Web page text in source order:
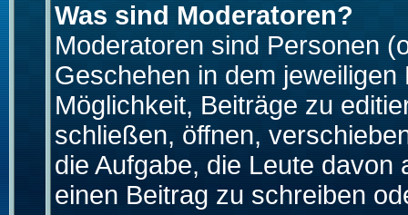
Was sind Moderatoren?
Moderatoren sind Personen
Geschehen in dem
Möglichkeit, Beiträge zu
schließen, öffnen,
die Aufgabe, die Leute
einen Beitrag zu schreiben